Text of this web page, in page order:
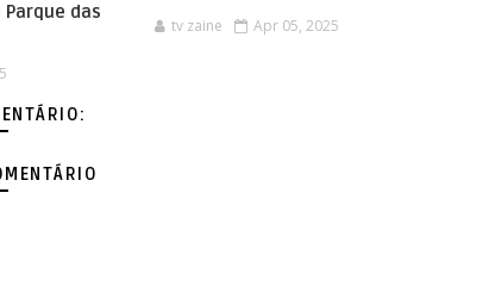
das
tv zaine Apr 05, 2025